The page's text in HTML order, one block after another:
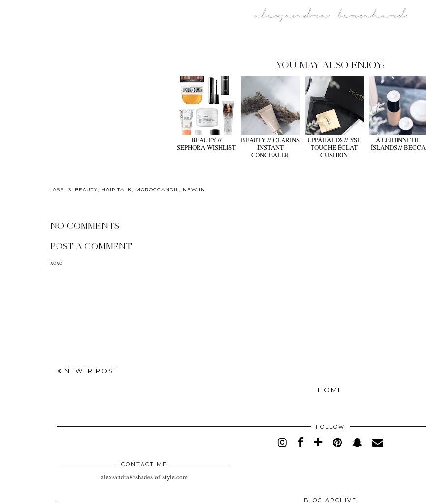
YOU MAY ALSO ENJOY:
BEAUTY //
SEPHORA WISHLIST
BEAUTY // CLARINS
INSTANT
CONCEALER
UPPÁHALDS // YSL
TOUCHE ÉCLAT
CUSHION
Á LEIÐINNI TIL
ÍSLANDS // BECCA
LABELS: BEAUTY, HAIR TALK, MOROCCANOIL, NEW IN
NO COMMENTS
POST A COMMENT
xoxo
NEWER POST
HOME
FOLLOW
CONTACT ME
alexsandra@shades-of-style.com
BLOG ARCHIVE